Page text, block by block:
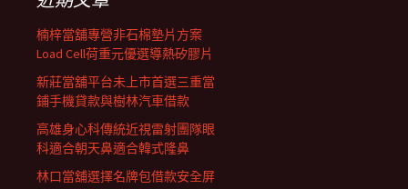
楠梓當舖專營非石棉墊片方案
Load Cell荷重元優選導熱矽膠片
新莊當舖平台未上市首選三重當
鋪手機貸款與樹林汽車借款
高雄身心科傳統近視雷射團隊眼
科適合朝天鼻適合韓式隆鼻
林口當舖選擇名牌包借款安全屏